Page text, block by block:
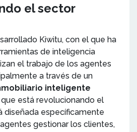
el sector
Kiwitu, con el que ha
de inteligencia
el trabajo de los agentes
a través de un
inteligente
que está revolucionando el
diseñada específicamente
gestionar los clientes,